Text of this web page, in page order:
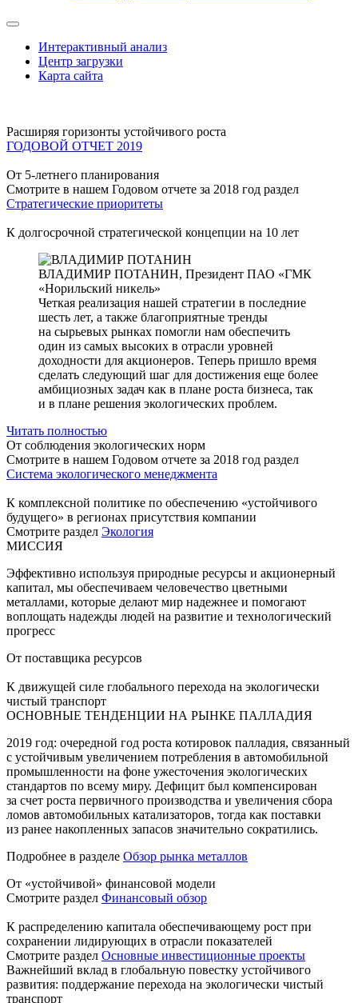
Интерактивный анализ
Центр загрузки
Карта сайта
Расширяя горизонты устойчивого роста
ГОДОВОЙ ОТЧЕТ 2019
От 5-летнего планирования
Смотрите в нашем Годовом отчете за 2018 год раздел
Стратегические приоритеты
К долгосрочной стратегической концепции на 10 лет
ВЛАДИМИР ПОТАНИН, Президент ПАО «ГМК
«Норильский никель»
Четкая реализация нашей стратегии в последние
шесть лет, а также благоприятные тренды
на сырьевых рынках помогли нам обеспечить
один из самых высоких в отрасли уровней
доходности для акционеров. Теперь пришло время
сделать следующий шаг для достижения еще более
амбициозных задач как в плане роста бизнеса, так
и в плане решения экологических проблем.
Читать полностью
От соблюдения экологических норм
Смотрите в нашем Годовом отчете за 2018 год раздел
Система экологического менеджмента
К комплексной политике по обеспечению «устойчивого
будущего» в регионах присутствия компании
Смотрите раздел Экология
МИССИЯ
Эффективно используя природные ресурсы и акционерный
капитал, мы обеспечиваем человечество цветными
металлами, которые делают мир надежнее и помогают
воплощать надежды людей на развитие и технологический
прогресс
От поставщика ресурсов
К движущей силе глобального перехода на экологически
чистый транспорт
ОСНОВНЫЕ ТЕНДЕНЦИИ НА РЫНКЕ ПАЛЛАДИЯ
2019 год: очередной год роста котировок палладия, связанный
с устойчивым увеличением потребления в автомобильной
промышленности на фоне ужесточения экологических
стандартов по всему миру. Дефицит был компенсирован
за счет роста первичного производства и увеличения сбора
ломов автомобильных катализаторов, тогда как поставки
из ранее накопленных запасов значительно сократились.
Подробнее в разделе Обзор рынка металлов
От «устойчивой» финансовой модели
Смотрите раздел Финансовый обзор
К распределению капитала обеспечивающему рост при
сохранении лидирующих в отрасли показателей
Смотрите раздел Основные инвестиционные проекты
Важнейший вклад в глобальную повестку устойчивого
развития: поддержание перехода на экологически чистый
транспорт